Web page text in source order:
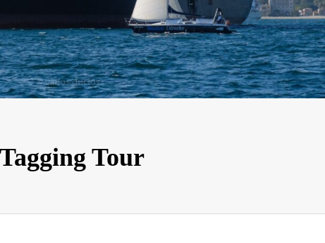
Tour